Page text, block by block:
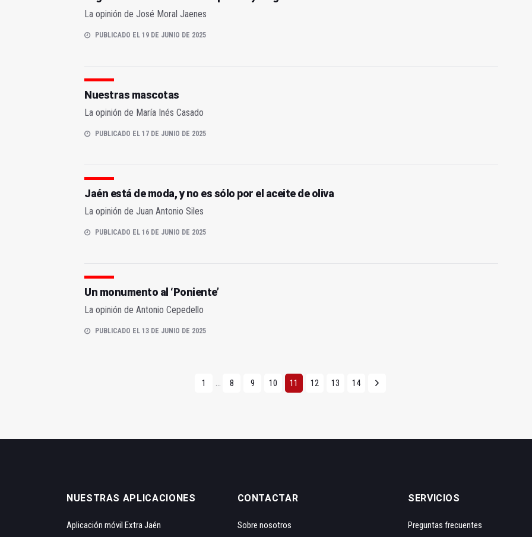
La opinión de José Moral Jaenes
PUBLICADO EL 19 DE JUNIO DE 2025
Nuestras mascotas
La opinión de María Inés Casado
PUBLICADO EL 17 DE JUNIO DE 2025
Jaén está de moda, y no es sólo por el aceite de oliva
La opinión de Juan Antonio Siles
PUBLICADO EL 16 DE JUNIO DE 2025
Un monumento al ‘Poniente’
La opinión de Antonio Cepedello
PUBLICADO EL 13 DE JUNIO DE 2025
1 ... 8 9 10 11 12 13 14
NUESTRAS APLICACIONES
Aplicación móvil Extra Jaén
CONTACTAR
Sobre nosotros
SERVICIOS
Preguntas frecuentes